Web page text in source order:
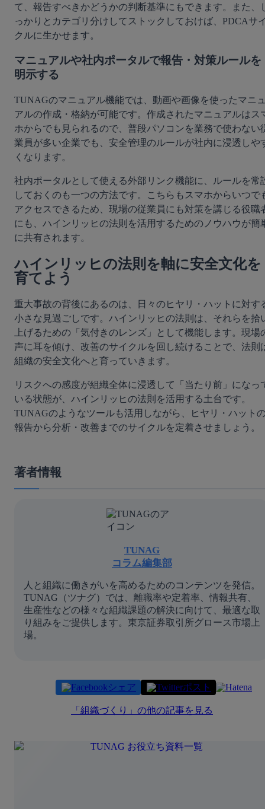
て、報告すべきかどうかの判断基準にもできます。また、
っかりとカテゴリ分けしてストックしておけば、PDCAサ
クルに生かせます。
マニュアルや社内ポータルで報告・対策ルールを
明示する
TUNAGのマニュアル機能では、動画や画像を使ったマニ
アルの作成・格納が可能です。作成されたマニュアルはス
ホからでも見られるので、普段パソコンを業務で使わない
業員が多い企業でも、安全管理のルールが社内に浸透しや
くなります。
社内ポータルとして使える外部リンク機能に、ルールを常
しておくのも一つの方法です。こちらもスマホからいつで
アクセスできるため、現場の従業員にも対策を講じる役職
にも、ハインリッヒの法則を活用するためのノウハウが簡
に共有されます。
ハインリッヒの法則を軸に安全文化を
育てよう
重大事故の背後にあるのは、日々のヒヤリ・ハットに対す
小さな見過ごしです。ハインリッヒの法則は、それらを拾
上げるための「気付きのレンズ」として機能します。現場
声に耳を傾け、改善のサイクルを回し続けることで、法則
組織の安全文化へと育っていきます。
リスクへの感度が組織全体に浸透して「当たり前」になっ
いる状態が、ハインリッヒの法則を活用する土台です。
TUNAGのようなツールも活用しながら、ヒヤリ・ハット
報告から分析・改善までのサイクルを定着させましょう。
著者情報
TUNAG
コラム編集部
人と組織に働きがいを高めるためのコンテンツを発信。
TUNAG（ツナグ）では、離職率や定着率、情報共有、
生産性などの様々な組織課題の解決に向けて、最適な取
り組みをご提供します。東京証券取引所グロース市場上
場。
シェア ポスト
「 組織づくり 」の他の記事を見る